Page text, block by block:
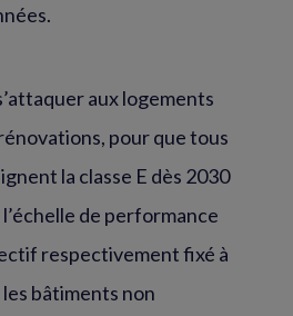
aux logements
pour que tous
la classe E dès 2030
de performance
respectivement fixé à
bâtiments non